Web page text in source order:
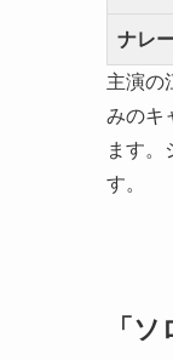
ナレ
主演の
みのキ
ます。
す。
「